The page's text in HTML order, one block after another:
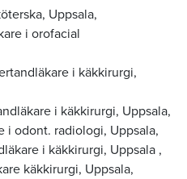
Uppsala,
i orofacial
i käkkirurgi,
i käkkirurgi, Uppsala,
i odont. radiologi, Uppsala,
i käkkirurgi, Uppsala ,
käkkirurgi, Uppsala,